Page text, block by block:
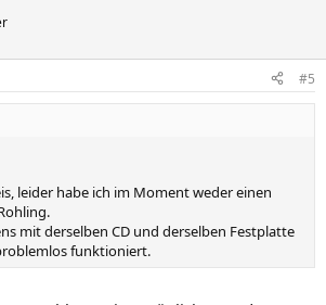
#5
leider habe ich im Moment weder einen
mit derselben CD und derselben Festplatte
funktioniert.